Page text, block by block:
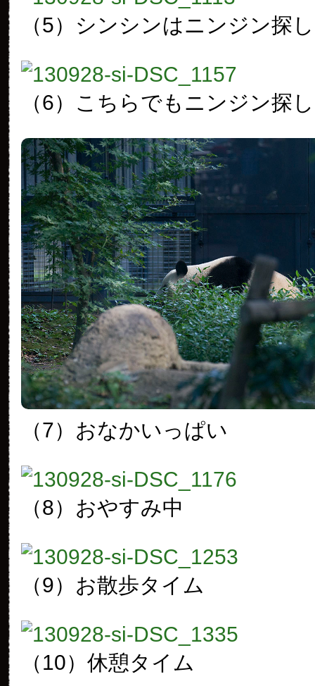
（5）シンシンはニンジン探し
（6）こちらでもニンジン探し
（7）おなかいっぱい
（8）おやすみ中
（9）お散歩タイム
（10）休憩タイム